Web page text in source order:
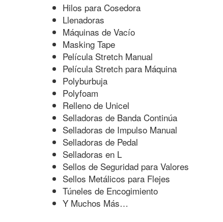
Hilos para Cosedora
Llenadoras
Máquinas de Vacío
Masking Tape
Película Stretch Manual
Película Stretch para Máquina
Polyburbuja
Polyfoam
Relleno de Unicel
Selladoras de Banda Continúa
Selladoras de Impulso Manual
Selladoras de Pedal
Selladoras en L
Sellos de Seguridad para Valores
Sellos Metálicos para Flejes
Túneles de Encogimiento
Y Muchos Más…